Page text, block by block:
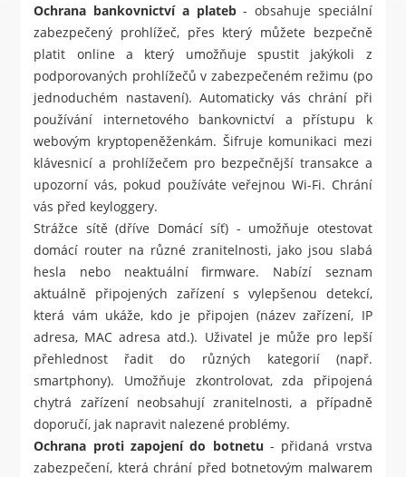
Ochrana bankovnictví a plateb- obsahuje speciální
zabezpečený prohlížeč, přes který můžete bezpečně
platit online a který umožňuje spustit jakýkoli z
podporovaných prohlížečů v zabezpečeném režimu (po
jednoduchém nastavení). Automaticky vás chrání při
používání internetového bankovnictví a přístupu k
webovým kryptopeněženkám. Šifruje komunikaci mezi
klávesnicí a prohlížečem pro bezpečnější transakce a
upozorní vás, pokud používáte veřejnou Wi-Fi. Chrání
vás před keyloggery.
Strážce sítě (dříve Domácí síť) - umožňuje otestovat
domácí router na různé zranitelnosti, jako jsou slabá
hesla nebo neaktuální firmware. Nabízí seznam
aktuálně připojených zařízení s vylepšenou detekcí,
která vám ukáže, kdo je připojen (název zařízení, IP
adresa, MAC adresa atd.). Uživatel je může pro lepší
přehlednost řadit do různých kategorií (např.
smartphony). Umožňuje zkontrolovat, zda připojená
chytrá zařízení neobsahují zranitelnosti, a případně
doporučí, jak napravit nalezené problémy.
Ochrana proti zapojení do botnetu - přidaná vrstva
zabezpečení, která chrání před botnetovým malwarem